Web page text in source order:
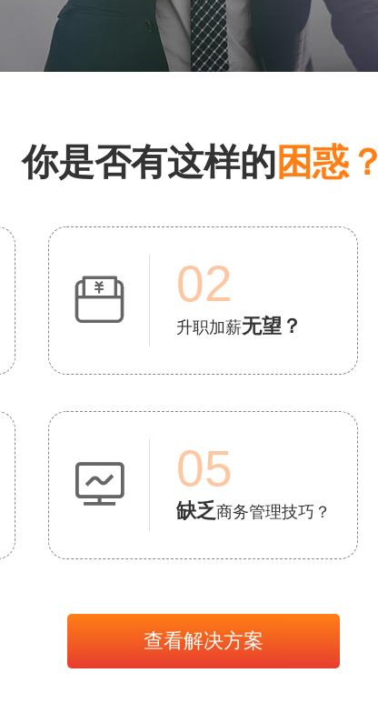
你是否有这样的 困惑？
 02
升职加薪无望？
 05
缺乏商务管理技巧？
查看解决方案